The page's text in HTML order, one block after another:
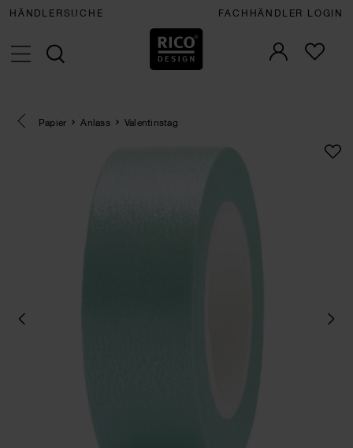
HÄNDLERSUCHE FACHHÄNDLER LOGIN
Eine Kategorie zurück navigieren
Papier Anlass Valentinstag